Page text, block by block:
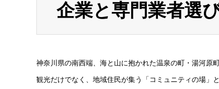
企業と専門業者選
神奈川県の南西端、海と山に抱かれた温泉の町・湯河原町
観光だけでなく、地域住民が集う「コミュニティの場」